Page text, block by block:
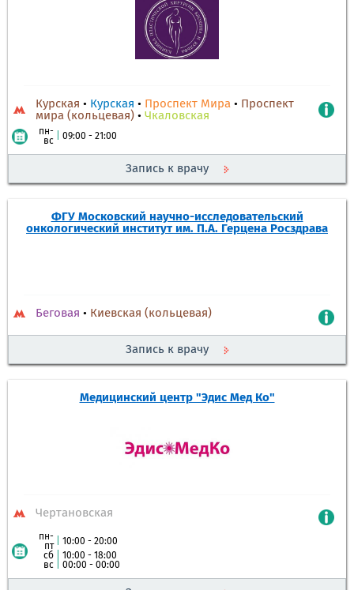
Курская • Курская • Проспект Мира • Проспект
мира (кольцевая) • Чкаловская
пн-
вс
09:00 - 21:00
Запись к врачу
ФГУ Московский научно-исследовательский
онкологический институт им. П.А. Герцена Росздрава
Беговая • Киевская (кольцевая)
Запись к врачу
Медицинский центр "Эдис Мед Ко"
Чертановская
пн-
пт| 10:00 - 20:00
сб
10:00 - 18:00
вс
00:00 - 00:00